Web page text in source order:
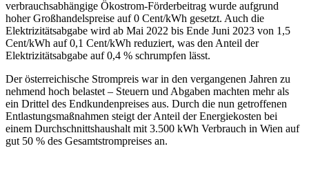
verbrauchsabhängige Ökostrom-Förderbeitrag wurde aufgrund
hoher Großhandelspreise auf 0 Cent/kWh gesetzt. Auch die
Elektrizitätsabgabe wird ab Mai 2022 bis Ende Juni 2023 von 1,5
Cent/kWh auf 0,1 Cent/kWh reduziert, was den Anteil der
Elektrizitätsabgabe auf 0,4 % schrumpfen lässt.
Der österreichische Strompreis war in den vergangenen Jahren zu
nehmend hoch belastet – Steuern und Abgaben machten mehr als
ein Drittel des Endkundenpreises aus. Durch die nun getroffenen
Entlastungsmaßnahmen steigt der Anteil der Energiekosten bei
einem Durchschnittshaushalt mit 3.500 kWh Verbrauch in Wien auf
gut 50 % des Gesamtstrompreises an.